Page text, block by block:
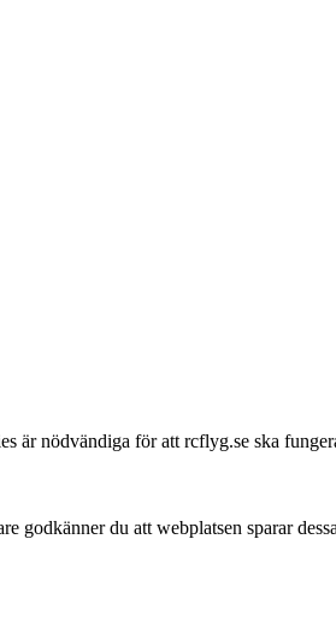
nödvändiga för att rcflyg.se ska
du att webplatsen sparar